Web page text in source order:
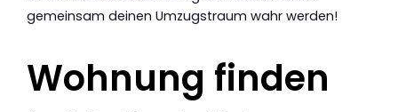
gemeinsam deinen Umzugstraum wahr werden!
Wohnung finden